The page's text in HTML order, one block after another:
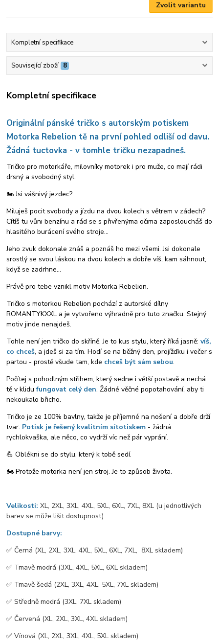
Zvolit variantu
Kompletní specifikace
Související zboží 8
Kompletní specifikace
Originální pánské tričko s autorským potiskem
Motorka Rebelion tě na první pohled odliší od davu.
Žádná tuctovka - v tomhle tričku nezapadneš.
Tričko pro motorkáře, milovníky motorek i pro muže, co mají rádi
drsný a svobodný styl.
🏍️ Jsi vášnivý jezdec?
Miluješ pocit svobody a jízdu na dvou kolech s větrem v zádech?
Cítíš tu vůni benzínu a rád se s přivřenýma očima zaposloucháš do
hlasitého burácení svého stroje...
Jeho zvuk dokonale znáš a poznáš ho mezi všemi. Jsi dokonale
srostlý se svou láskou na dvou kolech a dobře víš, kam sáhnout,
když se zadrhne...
Právě pro tebe vznikl motiv Motorka Rebelion.
Tričko s motorkou Rebelion pochází z autorské dílny
ROMANTYKXXL a je vytvořeno výhradně pro tuto značku. Stejný
motiv jinde nenajdeš.
Tohle není jen tričko do skříně. Je to kus stylu, který říká jasně:víš,
co chceš, a jdeš si za tím. Hodí se na běžný den, projížďku i večer s
partou - prostě všude tam, kde chceš být sám sebou.
Počítej s pohodlným střihem, který sedne i větší postavě a nechá
tě v klidufungovat celý den. Žádné věčné popotahování, aby ti
nekoukalo břicho.
Tričko je ze 100% bavlny, takže je příjemné na nošení a dobře drží
tvar. Potisk je řešený kvalitním sítotiskem - žádná
rychlokvaška, ale něco, co vydrží víc než pár vyprání.
💪 Oblékni se do stylu, který k tobě sedí.
🏍️ Protože motorka není jen stroj. Je to způsob života.
Velikosti: XL, 2XL, 3XL, 4XL, 5XL, 6XL, 7XL, 8XL (u jednotlivých
barev se může lišit dostupnost).
Dostupné barvy:
✅️ Černá (XL, 2XL, 3XL, 4XL, 5XL, 6XL, 7XL, 8XL skladem)
✅️ Tmavě modrá (3XL, 4XL, 5XL, 6XL skladem)
✅️ Tmavě šedá (2XL, 3XL, 4XL, 5XL, 7XL skladem)
✅️ Středně modrá (3XL, 7XL skladem)
✅️ Červená (XL, 2XL, 3XL, 4XL skladem)
✅️ Vínová (XL, 2XL, 3XL, 4XL, 5XL skladem)